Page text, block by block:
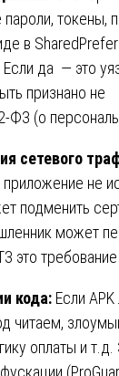
токены,
в
да — это
признано не
ФЗ (о
сетевого
не
подменить
может
это требование
кода: Если APK
читаем,
оплаты и т.д.